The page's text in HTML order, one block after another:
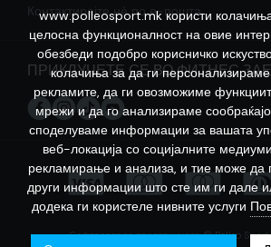
Контактирајте нѐ по е-пошта
ПРИКЛУЧЕТЕ СЕ ВО ФИТНЕС
Софтверот за продавницата © Polleo
www.polleosport.mk користи
целосна функционалност на овие
обезбеди подобро корисничко
колачиња за да ги
рекламите, да ги овозможиме
мрежи и да го анализираме
споделуваме информации за вашата
веб-локација со социјалните
рекламирање и анализа, и тие може да
други информации што сте им ги дале
додека ги користеле нивните услуги